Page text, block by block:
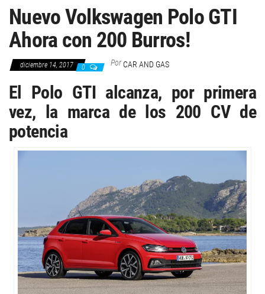
Nuevo Volkswagen Polo GTI
Ahora con 200 Burros!
diciembre 14, 2017 0 Por CAR AND GAS
El Polo GTI alcanza, por primera
vez, la marca de los 200 CV de
potencia